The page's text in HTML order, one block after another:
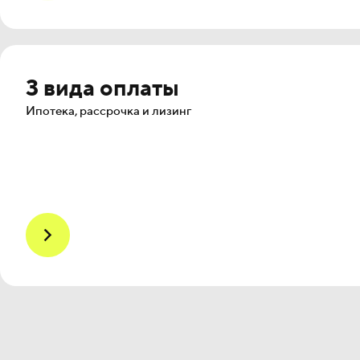
3 вида оплаты
Ипотека, рассрочка и лизинг